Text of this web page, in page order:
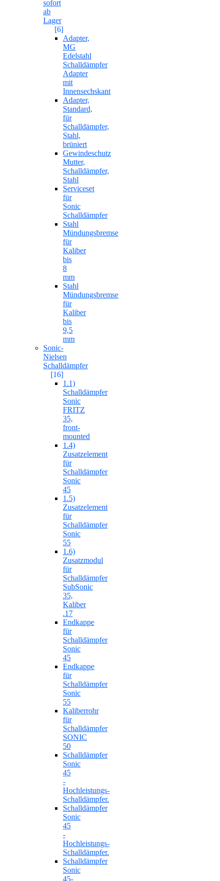
sofort
ab
Lager
[6]
Adapter,
MG
Edelstahl
Schalldämpfer
Adapter
mit
Innensechskant
Adapter,
Standard,
für
Schalldämpfer,
Stahl,
brüniert
Gewindeschutz
Mutter,
Schalldämpfer,
Stahl
Serviceset
für
Sonic
Schalldämpfer
Stahl
Mündungsbremse
für
Kaliber
bis
8
mm
Stahl
Mündungsbremse
für
Kaliber
bis
9,5
mm
Sonic-
Nielsen
Schalldämpfer
[16]
1.1)
Schalldämpfer
Sonic
FRITZ
35,
front-
mounted
1.4)
Zusatzelement
für
Schalldämpfer
Sonic
45
1.5)
Zusatzelement
für
Schalldämpfer
Sonic
55
1.6)
Zusatzmodul
für
Schalldämpfer
SubSonic
35,
Kaliber
.17
Endkappe
für
Schalldämpfer
Sonic
45
Endkappe
für
Schalldämpfer
Sonic
55
Kaliberrohr
für
Schalldämpfer
SONIC
50
Schalldämpfer
Sonic
45
-
Hochleistungs-
Schalldämpfer.
Schalldämpfer
Sonic
45
-
Hochleistungs-
Schalldämpfer.
Schalldämpfer
Sonic
45-